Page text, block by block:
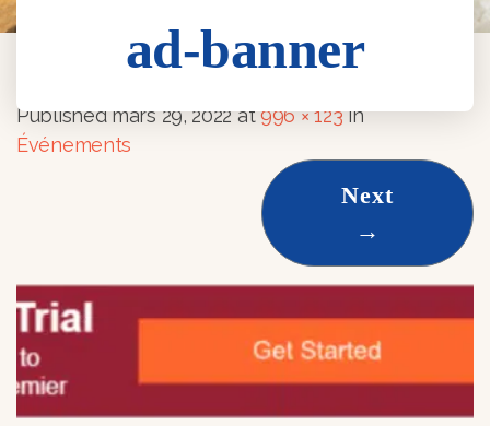
ad-banner
ad-banner
Publishedmars 29, 2022at996 × 123in
Événements
Next
→